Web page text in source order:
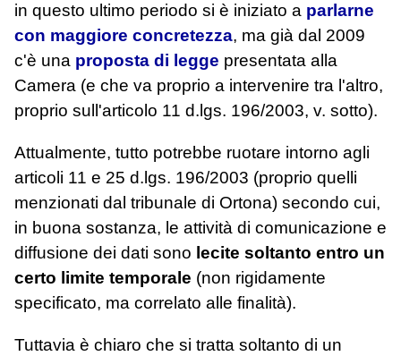
in questo ultimo periodo si è iniziato a parlarne
con maggiore concretezza, ma già dal 2009
c'è una proposta di legge presentata alla
Camera (e che va proprio a intervenire tra l'altro,
proprio sull'articolo 11 d.lgs. 196/2003, v. sotto).
Attualmente, tutto potrebbe ruotare intorno agli
articoli 11 e 25 d.lgs. 196/2003 (proprio quelli
menzionati dal tribunale di Ortona) secondo cui,
in buona sostanza, le attività di comunicazione e
diffusione dei dati sono lecite soltanto entro un
certo limite temporale (non rigidamente
specificato, ma correlato alle finalità).
Tuttavia è chiaro che si tratta soltanto di un